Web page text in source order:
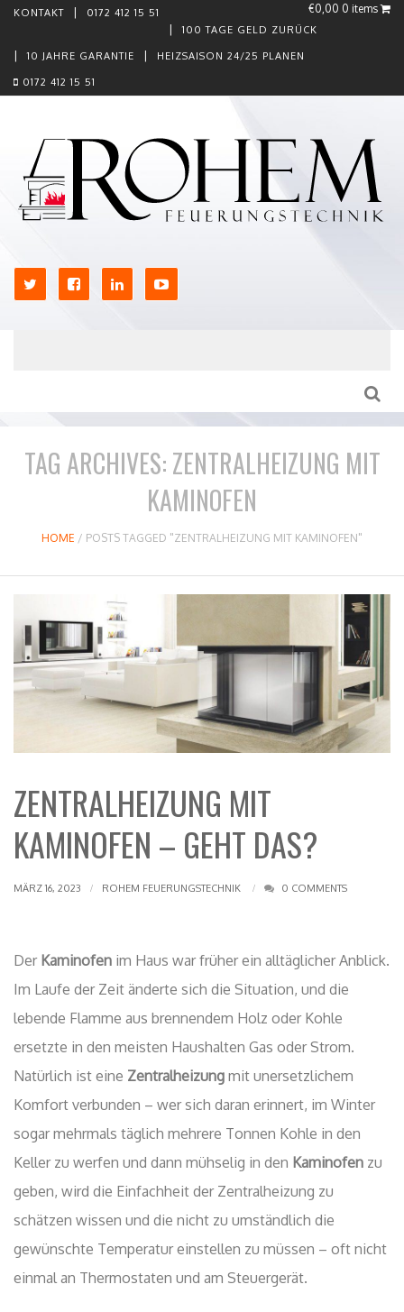
€0,00 0 items
KONTAKT
0172 412 15 51
100 TAGE GELD ZURÜCK
10 JAHRE GARANTIE HEIZSAISON 24/25 PLANEN
0172 412 15 51
TAG ARCHIVES:ZENTRALHEIZUNG MIT
KAMINOFEN
HOME / POSTS TAGGED "ZENTRALHEIZUNG MIT KAMINOFEN"
ZENTRALHEIZUNG MIT
KAMINOFEN – GEHT DAS?
MÄRZ 16, 2023 ROHEM FEUERUNGSTECHNIK 0 COMMENTS
Der Kaminofen im Haus war früher ein alltäglicher Anblick.
Im Laufe der Zeit änderte sich die Situation, und die
lebende Flamme aus brennendem Holz oder Kohle
ersetzte in den meisten Haushalten Gas oder Strom.
Natürlich ist eine Zentralheizung mit unersetzlichem
Komfort verbunden – wer sich daran erinnert, im Winter
sogar mehrmals täglich mehrere Tonnen Kohle in den
Keller zu werfen und dann mühselig in den Kaminofen zu
geben, wird die Einfachheit der Zentralheizung zu
schätzen wissen und die nicht zu umständlich die
gewünschte Temperatur einstellen zu müssen – oft nicht
einmal an Thermostaten und am Steuergerät.